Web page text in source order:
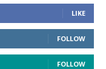
LIKE
FOLLOW
FOLLOW